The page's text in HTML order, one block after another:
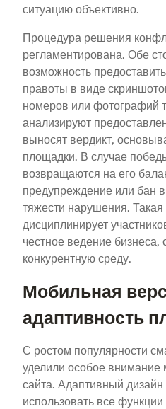
ситуацию объективно.
Процедура решения
регламентирована. Обе
возможность
правоты в виде
номеров или фотографий
анализируют
выносят вердикт,
площадки. В случае
возвращаются на его
предупреждение или бан
тяжести нарушения. Такая
дисциплинирует
честное ведение бизнеса,
конкурентную среду.
Мобильная
адаптивность
С ростом популярности
уделили особое внимание
сайта. Адаптивный
использовать все